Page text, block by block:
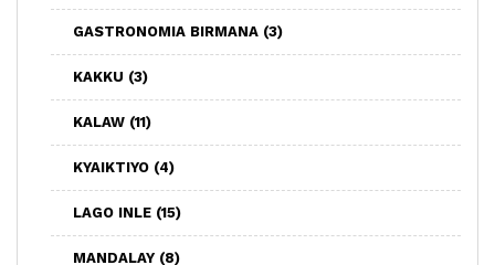
GASTRONOMIA BIRMANA (3)
KAKKU (3)
KALAW (11)
KYAIKTIYO (4)
LAGO INLE (15)
MANDALAY (8)